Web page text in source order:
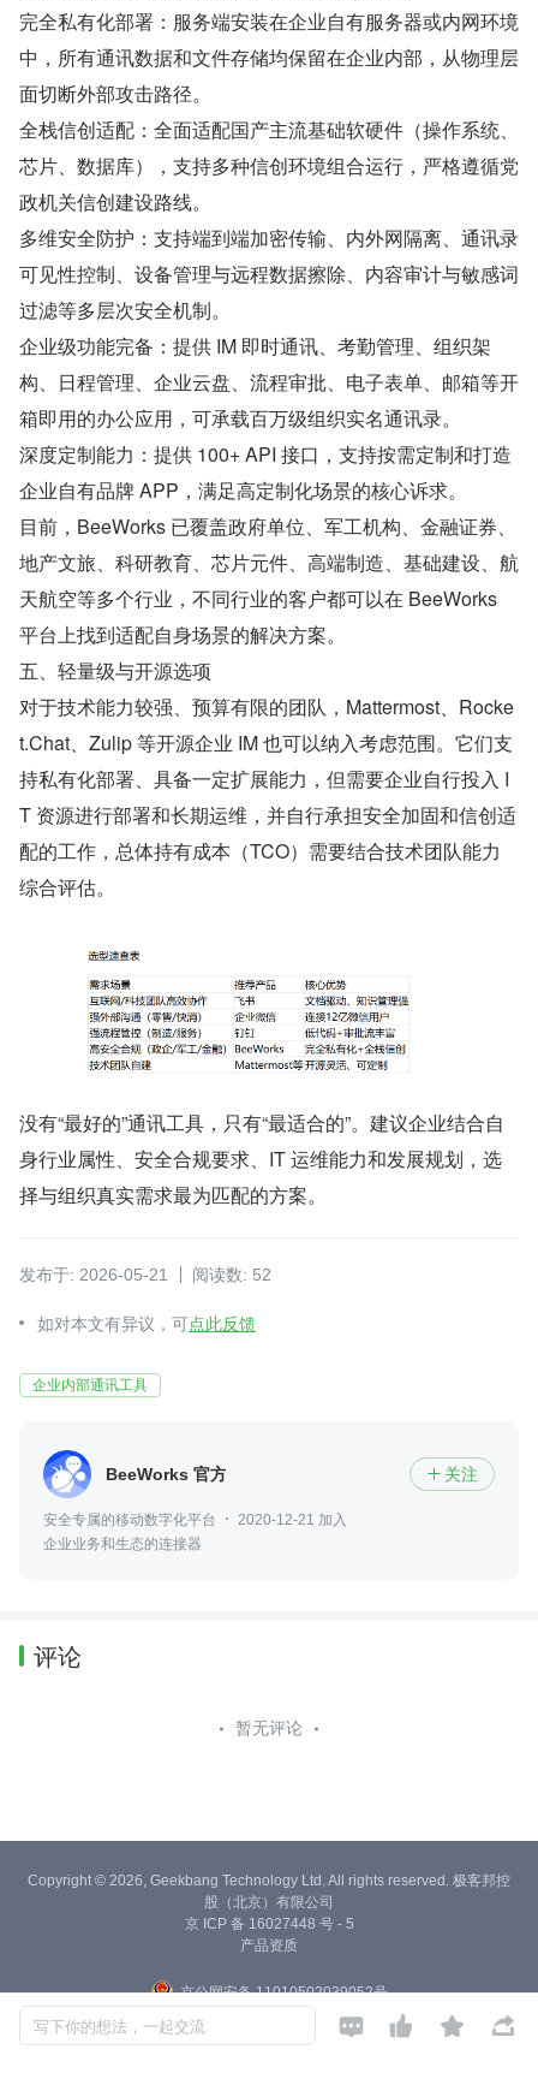
完全私有化部署：服务端安装在企业自有服务器或内网环境
中，所有通讯数据和文件存储均保留在企业内部，从物理层
面切断外部攻击路径。
全栈信创适配：全面适配国产主流基础软硬件（操作系统、
芯片、数据库），支持多种信创环境组合运行，严格遵循党
政机关信创建设路线。
多维安全防护：支持端到端加密传输、内外网隔离、通讯录
可见性控制、设备管理与远程数据擦除、内容审计与敏感词
过滤等多层次安全机制。
企业级功能完备：提供 IM 即时通讯、考勤管理、组织架
构、日程管理、企业云盘、流程审批、电子表单、邮箱等开
箱即用的办公应用，可承载百万级组织实名通讯录。
深度定制能力：提供 100+ API 接口，支持按需定制和打造
企业自有品牌 APP，满足高定制化场景的核心诉求。
目前，BeeWorks 已覆盖政府单位、军工机构、金融证券、
地产文旅、科研教育、芯片元件、高端制造、基础建设、航
天航空等多个行业，不同行业的客户都可以在 BeeWorks
平台上找到适配自身场景的解决方案。
五、轻量级与开源选项
对于技术能力较强、预算有限的团队，Mattermost、Rocke
t.Chat、Zulip 等开源企业 IM 也可以纳入考虑范围。它们支
持私有化部署、具备一定扩展能力，但需要企业自行投入 I
T 资源进行部署和长期运维，并自行承担安全加固和信创适
配的工作，总体持有成本（TCO）需要结合技术团队能力
综合评估。
没有“最好的”通讯工具，只有“最适合的”。建议企业结合自
身行业属性、安全合规要求、IT 运维能力和发展规划，选
择与组织真实需求最为匹配的方案。
发布于: 2026-05-21 阅读数: 52
如对本文有异议，可点此反馈
企业内部通讯工具
BeeWorks 官方  关注
安全专属的移动数字化平台
2020-12-21 加入
企业业务和生态的连接器
评论
暂无评论
写下你的想法，一起交流    
Copyright © 2026, Geekbang Technology Ltd. All rights reserved. 极客邦控
股（北京）有限公司
京 ICP 备 16027448 号 - 5
产品资质
京公网安备 11010502039052号